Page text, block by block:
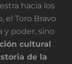
hacia los
el Toro Bravo
y poder, sino
cultural
de la